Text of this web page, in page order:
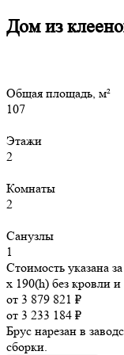
Дом из
Общая площадь, м²
107
Этажи
2
Комнаты
2
Санузлы
1
Стоимость указана
x 190(h) без кровли и
от 3 879 821 ₽
от 3 233 184 ₽
Брус нарезан в
сборки.